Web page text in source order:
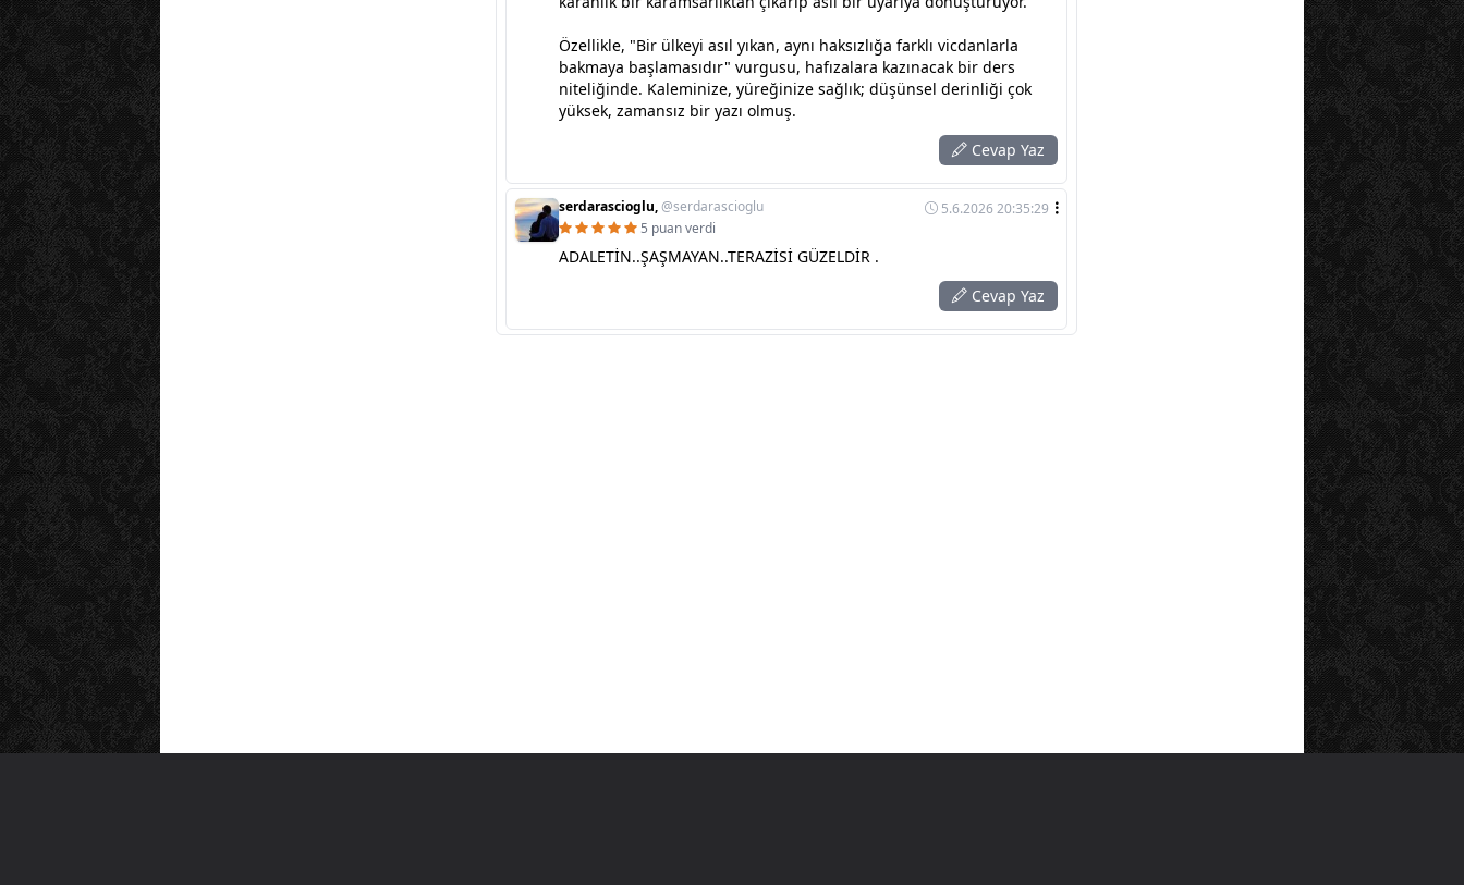
Özellikle, "Bir ülkeyi asıl yıkan, aynı haksızlığa farklı vicdanlarla
bakmaya başlamasıdır" vurgusu, hafızalara kazınacak bir ders
niteliğinde. Kaleminize, yüreğinize sağlık; düşünsel derinliği çok
yüksek, zamansız bir yazı olmuş.
Cevap Yaz
serdarascioglu,@serdarascioglu
5.6.2026 20:35:29
5 puan verdi
ADALETİN..ŞAŞMAYAN..TERAZİSİ GÜZELDİR .
Cevap Yaz